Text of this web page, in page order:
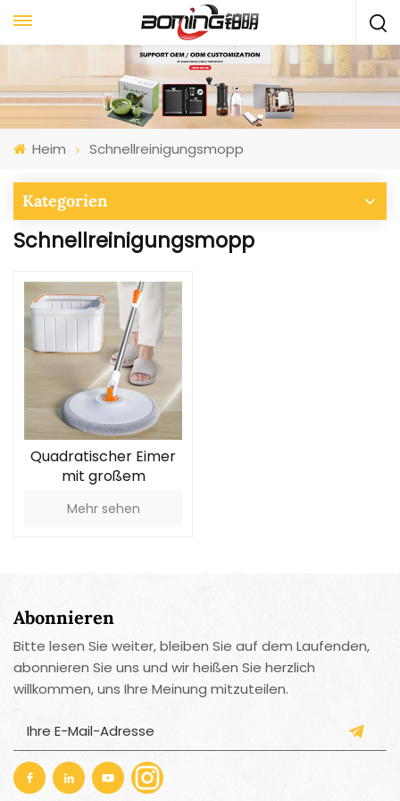
Heim Schnellreinigungsmopp
Kategorien
Schnellreinigungsmopp
Quadratischer Eimer
mit großem
Schmutzwasser-
Mehr sehen
Abonnieren
Bitte lesen Sie weiter, bleiben Sie auf dem Laufenden,
abonnieren Sie uns und wir heißen Sie herzlich
willkommen, uns Ihre Meinung mitzuteilen.